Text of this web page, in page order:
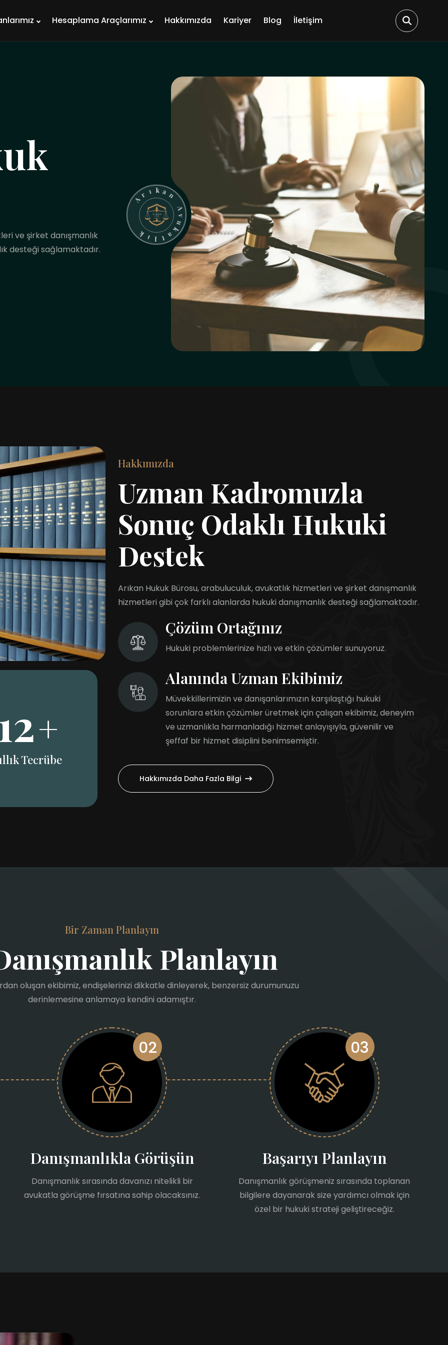
Hesaplama Araçlarımız Hakkımızda Kariyer Blog İletişim
ve şirket danışmanlık
desteği sağlamaktadır.
A
r
ı
k
a
n
A
v u k at
l
ı
k
+
Tecrübe
Hakkımızda
Uzman Kadromuzla
Sonuç Odaklı Hukuki
Destek
Arıkan Hukuk Bürosu, arabuluculuk, avukatlık hizmetleri ve şirket danışmanlık
hizmetleri gibi çok farklı alanlarda hukuki danışmanlık desteği sağlamaktadır.
Çözüm Ortağınız
Hukuki problemlerinize hızlı ve etkin çözümler sunuyoruz.
Alanında Uzman Ekibimiz
Müvekkillerimizin ve danışanlarımızın karşılaştığı hukuki
sorunlara etkin çözümler üretmek için çalışan ekibimiz, deneyim
ve uzmanlıkla harmanladığı hizmet anlayışıyla, güvenilir ve
şeffaf bir hizmet disiplini benimsemiştir.
Hakkımızda Daha Fazla Bilgi
Bir Zaman Planlayın
Planlayın
oluşan ekibimiz, endişelerinizi dikkatle dinleyerek, benzersiz durumunuzu
derinlemesine anlamaya kendini adamıştır.
02
Danışmanlıkla Görüşün
Danışmanlık sırasında davanızı nitelikli bir
avukatla görüşme fırsatına sahip olacaksınız.
03
Başarıyı Planlayın
Danışmanlık görüşmeniz sırasında toplanan
bilgilere dayanarak size yardımcı olmak için
özel bir hukuki strateji geliştireceğiz.